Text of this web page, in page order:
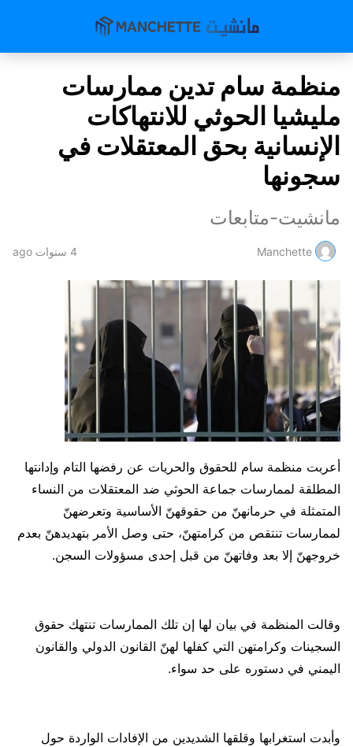
منظمة سام تدين ممارسات
مليشيا الحوثي للانتهاكات
الإنسانية بحق المعتقلات في
سجونها
مانشيت-متابعات
Manchette 4 سنوات ago
أعربت منظمة سام للحقوق والحريات عن رفضها التام وإدانتها
المطلقة لممارسات جماعة الحوثي ضد المعتقلات من النساء
المتمثلة في حرمانهنّ من حقوقهنّ الأساسية وتعرضهنّ
لممارسات تنتقص من كرامتهنّ، حتى وصل الأمر بتهديدهنّ بعدم
خروجهنّ إلا بعد وفاتهنّ من قبل إحدى مسؤولات السجن.
وقالت المنظمة في بيان لها إن تلك الممارسات تنتهك حقوق
السجينات وكرامتهن التي كفلها لهنّ القانون الدولي والقانون
اليمني في دستوره على حد سواء.
وأبدت استغرابها وقلقها الشديدين من الإفادات الواردة حول